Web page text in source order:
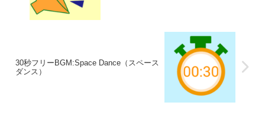
30秒フリーBGM:Space Dance（スペース
ダンス）